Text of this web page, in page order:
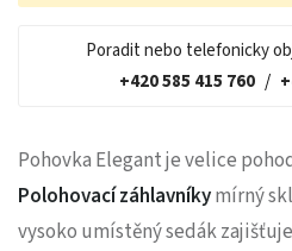
Poradit nebo telefonicky
+420 585 415 760 /
Pohovka Elegant je velice
Polohovací záhlavníkymírný
vysoko umístěný sedák zajišťuje